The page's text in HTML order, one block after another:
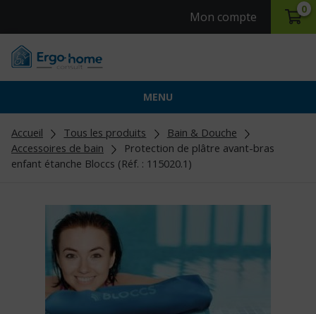
Mon compte
0
MENU
Accueil Tous les produits
Bain & Douche
Accessoires de bain
Protection de plâtre avant-bras
enfant étanche Bloccs (Réf. : 115020.1)